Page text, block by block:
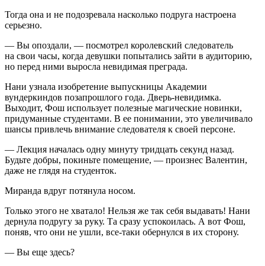
Тогда она и не подозревала насколько подруга настроена
серьезно.
— Вы опоздали, — посмотрел королевский следователь
на свои часы, когда девушки попытались зайти в аудиторию,
но перед ними выросла невидимая преграда.
Нани узнала изобретение выпускницы Академии
вундеркиндов позапрошлого года. Дверь-невидимка.
Выходит, Фош использует полезные магические новинки,
придуманные студентами. В ее понимании, это увеличивало
шансы привлечь внимание следователя к своей персоне.
— Лекция началась одну минуту тридцать секунд назад.
Будьте добры, покиньте помещение, — произнес Валентин,
даже не глядя на студенток.
Миранда вдруг потянула носом.
Только этого не хватало! Нельзя же так себя выдавать! Нани
дернула подругу за руку. Та сразу успокоилась. А вот Фош,
поняв, что они не ушли, все-таки обернулся в их сторону.
— Вы еще здесь?